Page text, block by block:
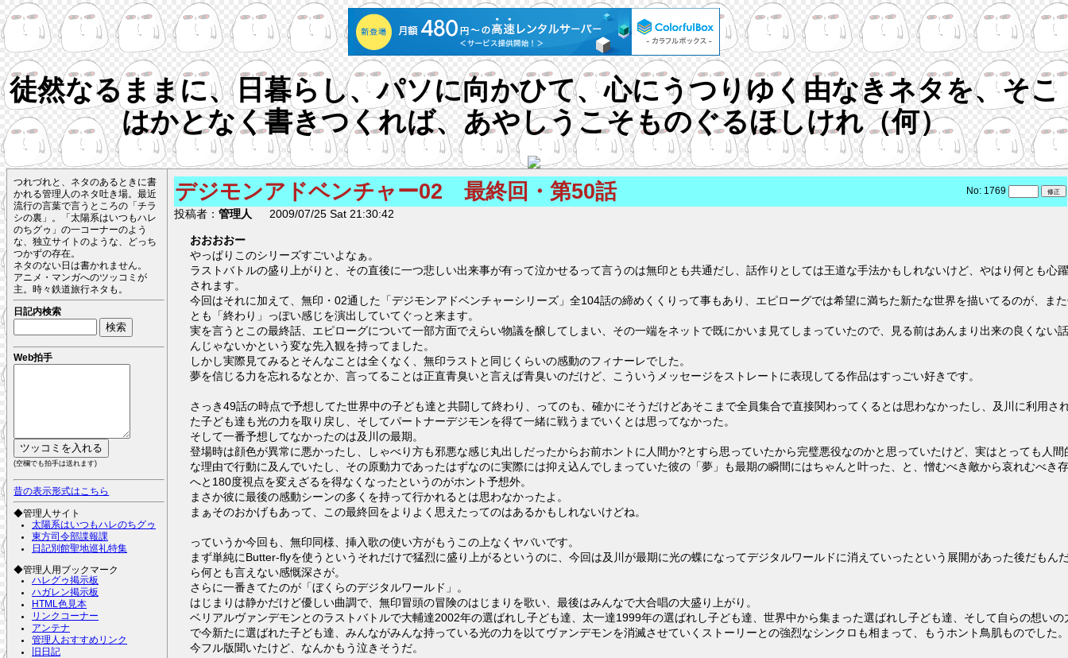
徒然なるままに、日暮らし、パソに向かひて、心にうつりゆく由なきネタを、そこ
はかとなく書きつくれば、あやしうこそものぐるほしけれ（何）
つれづれと、ネタのあるときに書
かれる管理人のネタ吐き場。最近
流行の言葉で言うところの「チラ
シの裏」。「太陽系はいつもハレ
のちグゥ」の一コーナーのよう
な、独立サイトのような、どっち
つかずの存在。
ネタのない日は書かれません。
アニメ・マンガへのツッコミが
主。時々鉄道旅行ネタも。
日記内検索
Web拍手
(空欄でも拍手は送れます)
昔の表示形式はこちら
◆管理人サイト
太陽系はいつもハレのちグゥ
東方司令部諜報課
日記別館聖地巡礼特集
◆管理人用ブックマーク
ハレグゥ掲示板
ハガレン掲示板
HTML色見本
リンクコーナー
アンテナ
管理人おすすめリンク
旧日記
デジモンアドベンチャー02 最終回・第50話 No: 1769
投稿者：管理人 2009/07/25 Sat 21:30:42
おおおおー
やっぱりこのシリーズすごいよなぁ。
ラストバトルの盛り上がりと、その直後に一つ悲しい出来事が有って泣かせるって言うのは無印とも共通だし、話作りとしては王道な手法かもしれないけど、やはり何とも心
されます。
今回はそれに加えて、無印・02通した「デジモンアドベンチャーシリーズ」全104話の締めくくりって事もあり、エピローグでは希望に満ちた新たな世界を描いてるのが、ま
とも「終わり」っぽい感じを演出していてぐっと来ます。
実を言うとこの最終話、エピローグについて一部方面でえらい物議を醸してしまい、その一端をネットで既にかいま見てしまっていたので、見る前はあんまり出来の良くない
んじゃないかという変な先入観を持ってました。
しかし実際見てみるとそんなことは全くなく、無印ラストと同じくらいの感動のフィナーレでした。
夢を信じる力を忘れるなとか、言ってることは正直青臭いと言えば青臭いのだけど、こういうメッセージをストレートに表現してる作品はすっごい好きです。
さっき49話の時点で予想してた世界中の子ども達と共闘して終わり、ってのも、確かにそうだけどあそこまで全員集合で直接関わってくるとは思わなかったし、及川に利用さ
た子ども達も光の力を取り戻し、そしてパートナーデジモンを得て一緒に戦うまでいくとは思ってなかった。
そして一番予想してなかったのは及川の最期。
登場時は顔色が異常に悪かったし、しゃべり方も邪悪な感じ丸出しだったからお前ホントに人間か?とすら思っていたから完璧悪役なのかと思っていたけど、実はとっても人間
な理由で行動に及んでいたし、その原動力であったはずなのに実際には抑え込んでしまっていた彼の「夢」も最期の瞬間にはちゃんと叶った、と、憎むべき敵から哀れむべき
へと180度視点を変えざるを得なくなったというのがホント予想外。
まさか彼に最後の感動シーンの多くを持って行かれるとは思わなかったよ。
まぁそのおかげもあって、この最終回をよりよく思えたってのはあるかもしれないけどね。
っていうか今回も、無印同様、挿入歌の使い方がもうこの上なくヤバいです。
まず単純にButter-flyを使うというそれだけで猛烈に盛り上がるというのに、今回は及川が最期に光の蝶になってデジタルワールドに消えていったという展開があった後だもん
ら何とも言えない感慨深さが。
さらに一番きてたのが「ぼくらのデジタルワールド」。
はじまりは静かだけど優しい曲調で、無印冒頭の冒険のはじまりを歌い、最後はみんなで大合唱の大盛り上がり。
ベリアルヴァンデモンとのラストバトルで大輔達2002年の選ばれし子ども達、太一達1999年の選ばれし子ども達、世界中から集まった選ばれし子ども達、そして自らの想いの
で今新たに選ばれた子ども達、みんながみんな持っている光の力を以てヴァンデモンを消滅させていくストーリーとの強烈なシンクロも相まって、もうホント鳥肌ものでした
今フル版聞いたけど、なんかもう泣きそうだ。